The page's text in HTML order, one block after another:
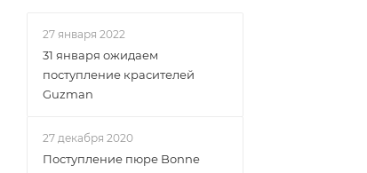
27 января 2022
31 января ожидаем
поступление красителей
Guzman
27 декабря 2020
Поступление пюре Bonne